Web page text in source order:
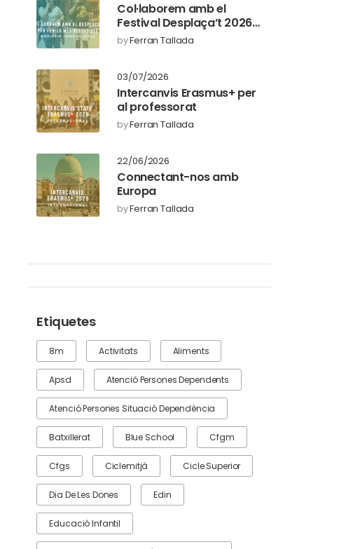
Col·laborem amb el
Festival Desplaça’t 2026
per fer-lo més inclusiu
byFerran Tallada
03/07/2026
Intercanvis Erasmus+ per
al professorat
byFerran Tallada
22/06/2026
Connectant-nos amb
Europa
byFerran Tallada
Etiquetes
8m Activitats Aliments
Apsd Atenció Persones Dependents
Atenció Persones Situació Dependència
Batxillerat Blue School Cfgm
Cfgs Ciclemitjà Cicle Superior
Dia De Les Dones Edin
Educació Infantil